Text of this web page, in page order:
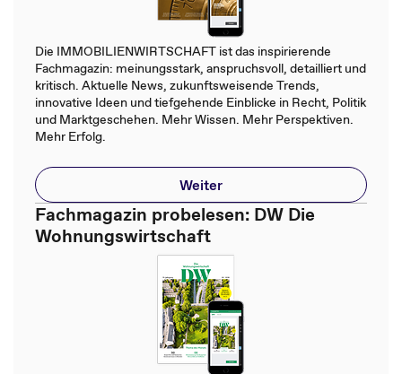
Die IMMOBILIENWIRTSCHAFT ist das inspirierende
Fachmagazin: meinungsstark, anspruchsvoll, detailliert und
kritisch. Aktuelle News, zukunftsweisende Trends,
innovative Ideen und tiefgehende Einblicke in Recht, Politik
und Marktgeschehen. Mehr Wissen. Mehr Perspektiven.
Mehr Erfolg.
Weiter
Fachmagazin probelesen: DW Die
Wohnungswirtschaft